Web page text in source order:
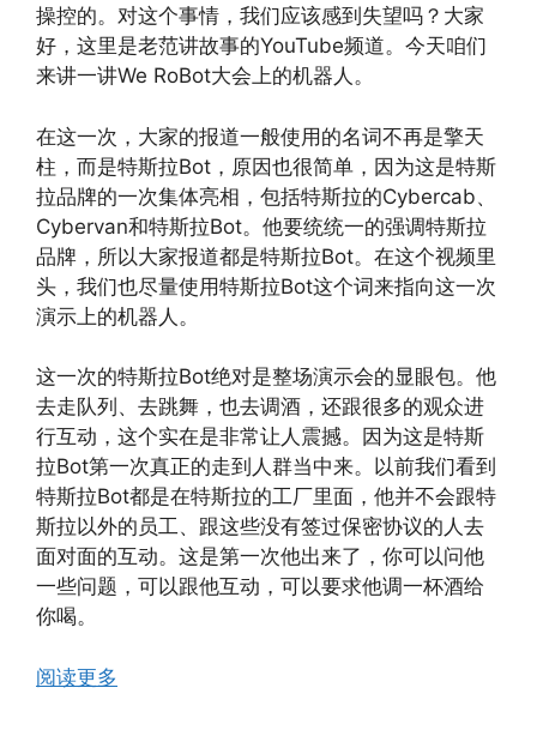
操控的。对这个事情，我们应该感到失望吗？大家
好，这里是老范讲故事的YouTube频道。今天咱们
来讲一讲We RoBot大会上的机器人。
在这一次，大家的报道一般使用的名词不再是擎天
柱，而是特斯拉Bot，原因也很简单，因为这是特斯
拉品牌的一次集体亮相，包括特斯拉的Cybercab、
Cybervan和特斯拉Bot。他要统统一的强调特斯拉
品牌，所以大家报道都是特斯拉Bot。在这个视频里
头，我们也尽量使用特斯拉Bot这个词来指向这一次
演示上的机器人。
这一次的特斯拉Bot绝对是整场演示会的显眼包。他
去走队列、去跳舞，也去调酒，还跟很多的观众进
行互动，这个实在是非常让人震撼。因为这是特斯
拉Bot第一次真正的走到人群当中来。以前我们看到
特斯拉Bot都是在特斯拉的工厂里面，他并不会跟特
斯拉以外的员工、跟这些没有签过保密协议的人去
面对面的互动。这是第一次他出来了，你可以问他
一些问题，可以跟他互动，可以要求他调一杯酒给
你喝。
阅读更多